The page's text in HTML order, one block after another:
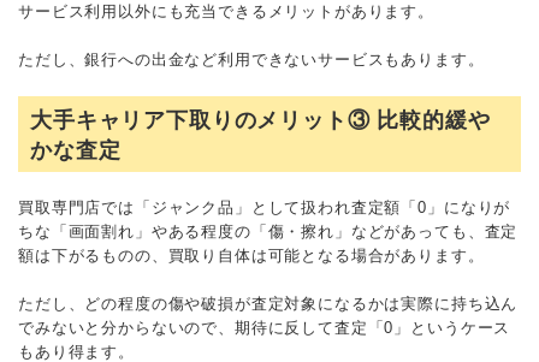
サービス利用以外にも充当できるメリットがあります。
ただし、銀行への出金など利用できないサービスもあります。
大手キャリア下取りのメリット③ 比較的緩や
かな査定
買取専門店では「ジャンク品」として扱われ査定額「0」になりが
ちな「画面割れ」やある程度の「傷・擦れ」などがあっても、査定
額は下がるものの、買取り自体は可能となる場合があります。
ただし、どの程度の傷や破損が査定対象になるかは実際に持ち込ん
でみないと分からないので、期待に反して査定「0」というケース
もあり得ます。